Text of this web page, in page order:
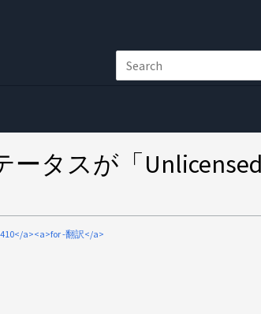
タスが「
a><a>for -翻訳</a>